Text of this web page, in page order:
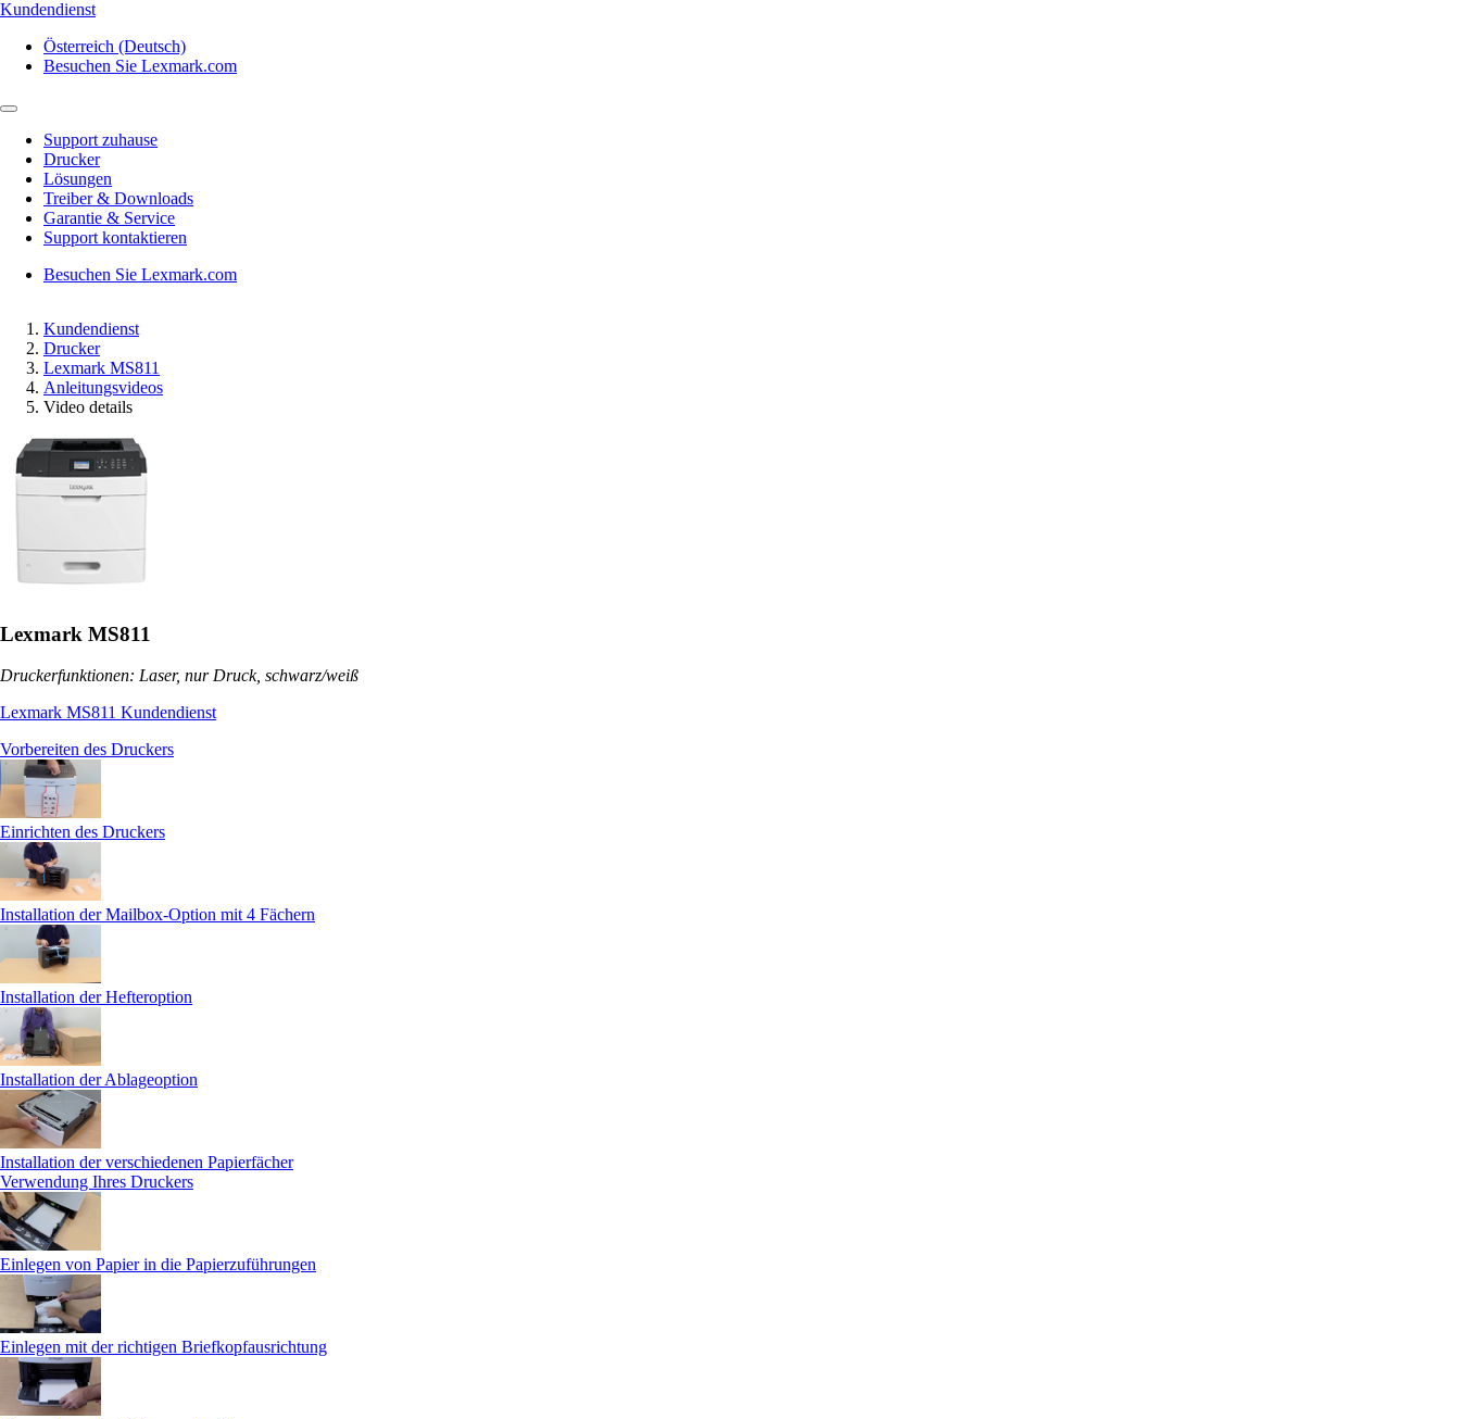
Kundendienst
Österreich (Deutsch)
Besuchen Sie Lexmark.com
Support zuhause
Drucker
Lösungen
Treiber & Downloads
Garantie & Service
Support kontaktieren
Besuchen Sie Lexmark.com
Kundendienst
Drucker
Lexmark MS811
Anleitungsvideos
Video details
Lexmark MS811
Druckerfunktionen: Laser, nur Druck, schwarz/weiß
Lexmark MS811 Kundendienst
Vorbereiten des Druckers
Einrichten des Druckers
Installation der Mailbox-Option mit 4 Fächern
Installation der Hefteroption
Installation der Ablageoption
Installation der verschiedenen Papierfächer
Verwendung Ihres Druckers
Einlegen von Papier in die Papierzuführungen
Einlegen mit der richtigen Briefkopfausrichtung